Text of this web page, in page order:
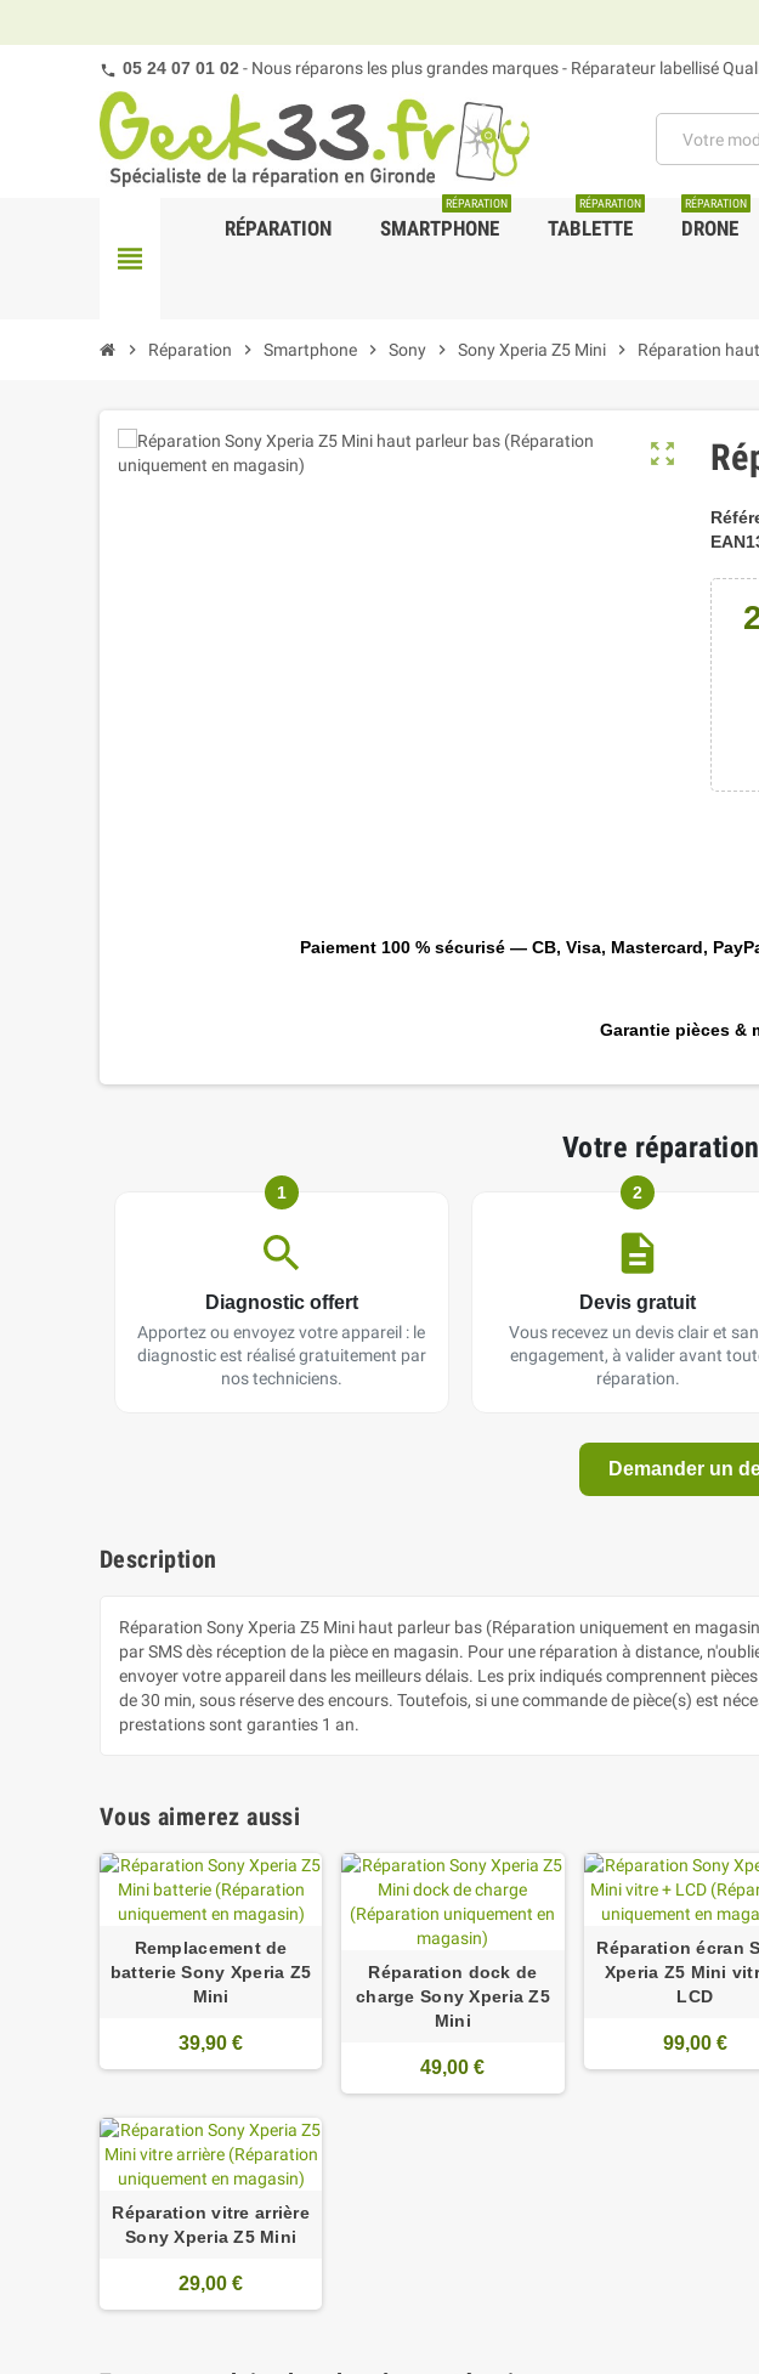
05 24 07 01 02- Nous réparons les plus grandes marques - Réparateur labellisé
view_headline
RÉPARATION SMARTPHONE
RÉPARATION
TABLETTE
RÉPARATION
DRONE
RÉPARATION
chevron_right Réparation chevron_right Smartphone chevron_right Sony chevron_right Sony Xperia Z5 Mini chevron_right Réparation
zoom_out_map
Paiement 100 % sécurisé — CB, Visa, Mastercard,
Garantie pièces &
Votre
1
Diagnostic offert
Apportez ou envoyez votre appareil : le
diagnostic est réalisé gratuitement par
nos techniciens.
2
Devis gratuit
Vous recevez un devis clair et
engagement, à valider avant
réparation.
Demander un
Description
Réparation Sony Xperia Z5 Mini haut parleur bas (Réparation uniquement en
par SMS dès réception de la pièce en magasin. Pour une réparation à distance,
envoyer votre appareil dans les meilleurs délais. Les prix indiqués comprennent
de 30 min, sous réserve des encours. Toutefois, si une commande de pièce(s) est
prestations sont garanties 1 an.
Vous aimerez aussi
Remplacement de
batterie Sony Xperia Z5
Mini
39,90 €
Réparation dock de
charge Sony Xperia Z5
Mini
49,00 €
Réparation écran
Xperia Z5 Mini
LCD
99,00 €
Réparation vitre arrière
Sony Xperia Z5 Mini
29,00 €